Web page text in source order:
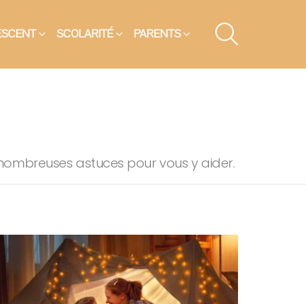
SCOLARITÉ PARENTS
astuces pour vous y aider.